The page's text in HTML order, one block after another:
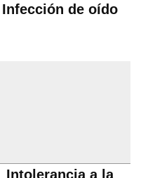
Infección de oído
Intolerancia a la